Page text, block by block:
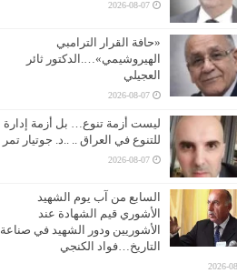
2026-08-07
«حافة القرار الترامبي
الهيروشيمي»….الدكتور ثائر
العجيلي
2026-08-07
ليست أزمة تنوع… بل أزمة إدارة
للتنوع في العراق .. ..د. جوتيار تمر
2026-08-07
السابع من آب يوم الشهيد
الأشوري قيم الشهادة عند
الأشوريين ودور الشهيد في صناعة
التاريخ…فواد الكنجي
2026-